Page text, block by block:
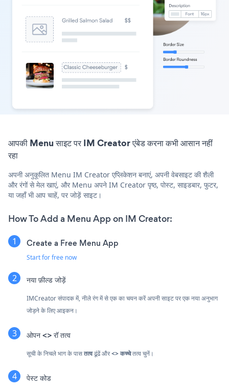
आपकी Menu साइट पर IM Creator एंबेड करना कभी आसान नहीं
रहा
अपनी अनुकूलित Menu IM Creator एप्लिकेशन बनाएं, अपनी वेबसाइट की शैली
और रंगों से मेल खाएं, और Menu अपने IM Creator पृष्ठ, पोस्ट, साइडबार, फुटर,
या जहाँ भी आप चाहें, पर जोड़ें साइट।
How To Add a Menu App on IM Creator:
Create a Free Menu App
Start for free now
नया फ़ील्ड जोड़ें
IMCreator संपादक में, नीले रंग में से एक का चयन करेंअपनी साइट पर एक नया अनुभाग
जोड़ने के लिए आइकन।
ओपन <> रॉ तत्व
सूची के निचले भाग के पासतत्वढूंढें और<> कच्चेतत्व चुनें।
पेस्ट कोड